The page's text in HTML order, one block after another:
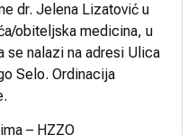
dr. Jelena Lizatović u
obiteljska medicina, u
se nalazi na adresi Ulica
Selo. Ordinacija
– HZZO